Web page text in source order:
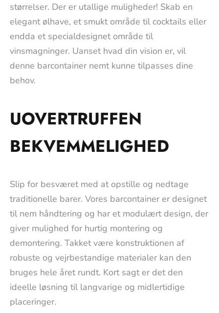
størrelser. Der er utallige muligheder! Skab en
elegant ølhave, et smukt område til cocktails eller
endda et specialdesignet område til
vinsmagninger. Uanset hvad din vision er, vil
denne barcontainer nemt kunne tilpasses dine
behov.
UOVERTRUFFEN
BEKVEMMELIGHED
Slip for besværet med at opstille og nedtage
traditionelle barer. Vores barcontainer er designet
til nem håndtering og har et modulært design, der
giver mulighed for hurtig montering og
demontering. Takket være konstruktionen af
robuste og vejrbestandige materialer kan den
bruges hele året rundt. Kort sagt er det den
ideelle løsning til langvarige og midlertidige
placeringer.